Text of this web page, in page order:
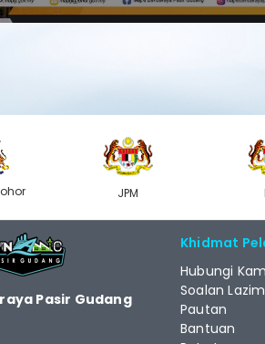
JPM
Pasir Gudang
Khidmat
Hubungi
Soalan Lazim
Pautan
Bantuan